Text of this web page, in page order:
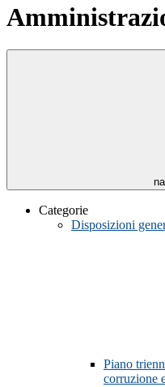
Categorie
Disposizioni
Piano
corruzione